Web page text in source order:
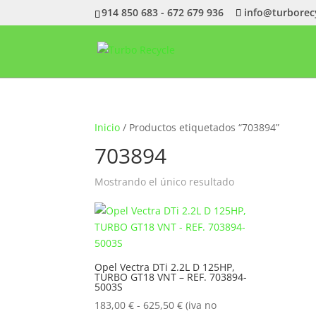
914 850 683 - 672 679 936
Inicio / Productos etiquetados “703894”
703894
Mostrando el único resultado
Opel Vectra DTi 2.2L D 125HP,
TURBO GT18 VNT – REF. 703894-
5003S
183,00€ - 625,50€Rango
(iva no